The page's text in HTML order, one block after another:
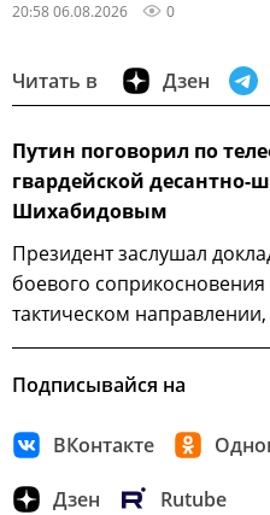
20:58 06.08.2026 0
Читать в Дзен
Путин поговорил по
гвардейской
Шихабидовым
Президент заслушал
боевого
тактическом
Подписывайся на
ВКонтакте
Дзен Rutube